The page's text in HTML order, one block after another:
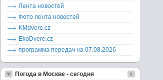
Лента новостей
Фото лента новостей
KMdvere.cz
EkoDvere.cz
программа передач на 07.08.2026
Погода в Москве - сегодня